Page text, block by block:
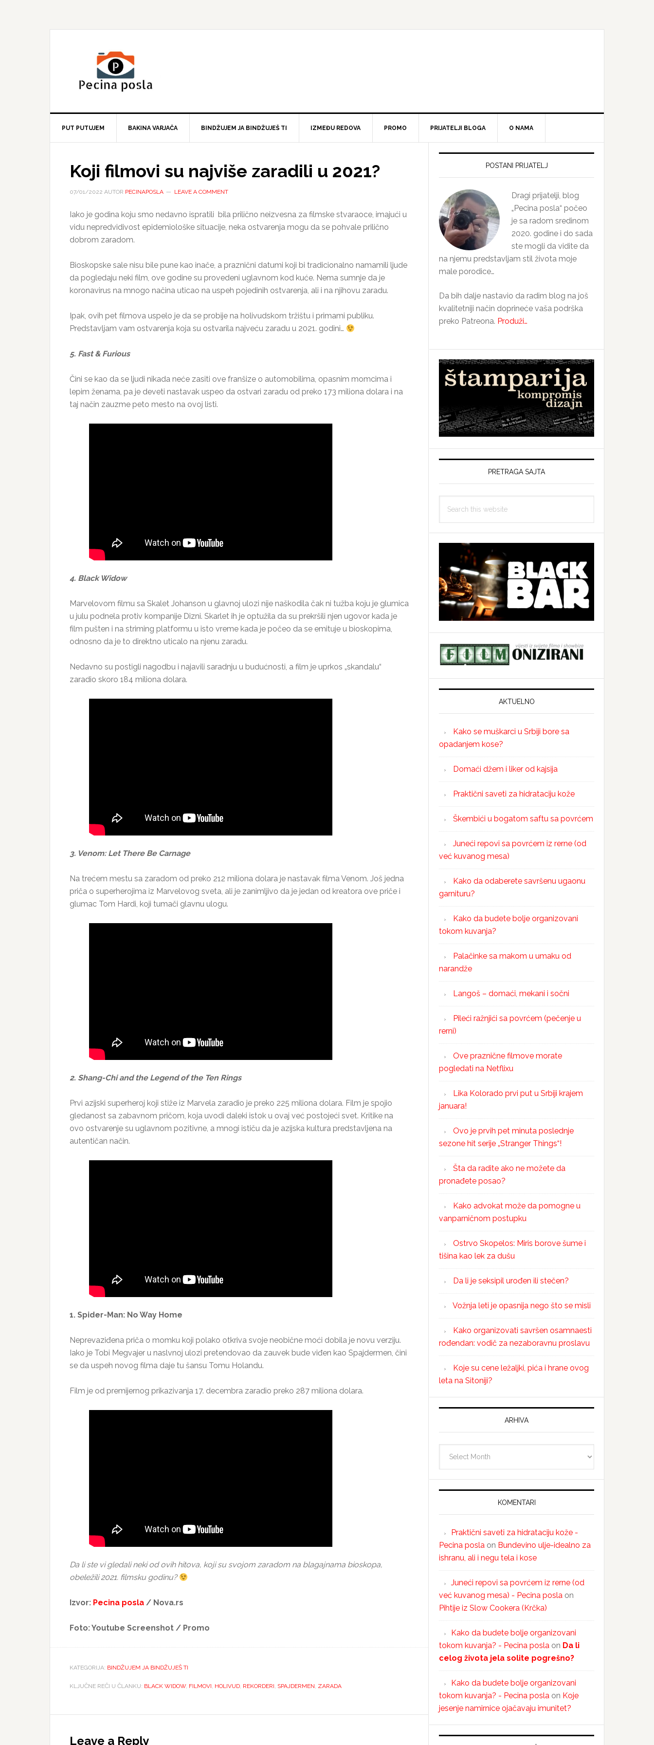
PUT PUTUJEM BAKINA VARJAČA BINDŽUJEM JA BINDŽUJEŠ TI IZMEĐU REDOVA PROMO PRIJATELJI BLOGA O NAMA
Koji filmovi su najviše zaradili u 2021?
07/01/2022 AUTOR PECINAPOSLA LEAVE A COMMENT
Iako je godina koju smo nedavno ispratili bila prilično neizvesna za filmske stvaraoce, imajući u
vidu nepredvidivost epidemiološke situacije, neka ostvarenja mogu da se pohvale prilično
dobrom zaradom.
Bioskopske sale nisu bile pune kao inače, a praznični datumi koji bi tradicionalno namamili ljude
da pogledaju neki film, ove godine su provedeni uglavnom kod kuće. Nema sumnje da je
koronavirus na mnogo načina uticao na uspeh pojedinih ostvarenja, ali i na njihovu zaradu.
Ipak, ovih pet filmova uspelo je da se probije na holivudskom tržištu i primami publiku.
Predstavljam vam ostvarenja koja su ostvarila najveću zaradu u 2021. godini…
5. Fast & Furious
Čini se kao da se ljudi nikada neće zasiti ove franšize o automobilima, opasnim momcima i
lepim ženama, pa je deveti nastavak uspeo da ostvari zaradu od preko 173 miliona dolara i na
taj način zauzme peto mesto na ovoj listi.
4. Black Widow
Marvelovom filmu sa Skalet Johanson u glavnoj ulozi nije naškodila čak ni tužba koju je glumica
u julu podnela protiv kompanije Dizni. Skarlet ih je optužila da su prekršili njen ugovor kada je
film pušten i na striming platformu u isto vreme kada je počeo da se emituje u bioskopima,
odnosno da je to direktno uticalo na njenu zaradu.
Nedavno su postigli nagodbu i najavili saradnju u budućnosti, a film je uprkos „skandalu“
zaradio skoro 184 miliona dolara.
3. Venom: Let There Be Carnage
Na trećem mestu sa zaradom od preko 212 miliona dolara je nastavak filma Venom. Još jedna
priča o superherojima iz Marvelovog sveta, ali je zanimljivo da je jedan od kreatora ove priče i
glumac Tom Hardi, koji tumači glavnu ulogu.
2. Shang-Chi and the Legend of the Ten Rings
Prvi azijski superheroj koji stiže iz Marvela zaradio je preko 225 miliona dolara. Film je spojio
gledanost sa zabavnom pričom, koja uvodi daleki istok u ovaj već postojeći svet. Kritike na
ovo ostvarenje su uglavnom pozitivne, a mnogi ističu da je azijska kultura predstavljena na
autentičan način.
1. Spider-Man: No Way Home
Neprevaziđena priča o momku koji polako otkriva svoje neobične moći dobila je novu verziju.
Iako je Tobi Megvajer u naslvnoj ulozi pretendovao da zauvek bude viđen kao Spajdermen, čini
se da uspeh novog filma daje tu šansu Tomu Holandu.
Film je od premijernog prikazivanja 17. decembra zaradio preko 287 miliona dolara.
Da li ste vi gledali neki od ovih hitova, koji su svojom zaradom na blagajnama bioskopa,
obeležili 2021. filmsku godinu?
Izvor: Pecina posla / Nova.rs
Foto: Youtube Screenshot / Promo
KATEGORIJA: BINDŽUJEM JA BINDŽUJEŠ TI
KLJUČNE REČI U ČLANKU: BLACK WIDOW, FILMOVI, HOLIVUD, REKORDERI, SPAJDERMEN, ZARADA
Interactions
Leave a Reply
Primary
POSTANI PRIJATELJ
Dragi prijatelji, blog
„Pecina posla“ počeo
je sa radom sredinom
2020. godine i do sada
ste mogli da vidite da
na njemu predstavljam stil života moje
male porodice…
Da bih dalje nastavio da radim blog na još
kvalitetniji način doprineće vaša podrška
preko Patreona. Produži…
PRETRAGA SAJTA
this
AKTUELNO
Kako se muškarci u Srbiji bore sa
opadanjem kose?
Domaći džem i liker od kajsija
Praktični saveti za hidrataciju kože
Škembići u bogatom saftu sa povrćem
Juneći repovi sa povrćem iz rerne (od
već kuvanog mesa)
Kako da odaberete savršenu ugaonu
garnituru?
Kako da budete bolje organizovani
tokom kuvanja?
Palačinke sa makom u umaku od
narandže
Langoš – domaći, mekani i sočni
Pileći ražnjići sa povrćem (pečenje u
rerni)
Ove praznične filmove morate
pogledati na Netflixu
Lika Kolorado prvi put u Srbiji krajem
januara!
Ovo je prvih pet minuta poslednje
sezone hit serije „Stranger Things“!
Šta da radite ako ne možete da
pronađete posao?
Kako advokat može da pomogne u
vanparničnom postupku
Ostrvo Skopelos: Miris borove šume i
tišina kao lek za dušu
Da li je seksipil urođen ili stečen?
Vožnja leti je opasnija nego što se misli
Kako organizovati savršen osamnaesti
rođendan: vodič za nezaboravnu proslavu
Koje su cene ležaljki, pića i hrane ovog
leta na Sitoniji?
ARHIVA
KOMENTARI
Praktični saveti za hidrataciju kože -
Pecina posla on Bundevino ulje-idealno za
ishranu, ali i negu tela i kose
Juneći repovi sa povrćem iz rerne (od
već kuvanog mesa) - Pecina posla on
Pihtije iz Slow Cookera (Krčka)
Kako da budete bolje organizovani
tokom kuvanja? - Pecina posla on Da li
celog života jela solite pogrešno?
Kako da budete bolje organizovani
tokom kuvanja? - Pecina posla on Koje
jesenje namirnice ojačavaju imunitet?